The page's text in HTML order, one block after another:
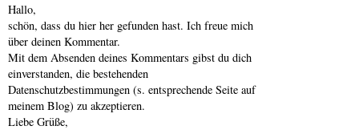
Hallo,
schön, dass du hier her gefunden hast. Ich freue mich
über deinen Kommentar.
Mit dem Absenden deines Kommentars gibst du dich
einverstanden, die bestehenden
Datenschutzbestimmungen (s. entsprechende Seite auf
meinem Blog) zu akzeptieren.
Liebe Grüße,